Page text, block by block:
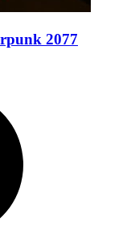
2077